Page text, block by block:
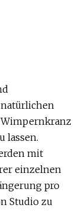
natürlichen
lassen.
mit
einzelnen
pro
Studio zu